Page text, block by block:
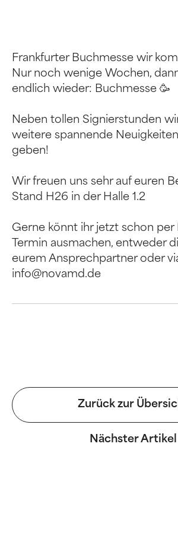
Frankfurter Buchmesse wir
Nur noch wenige Wochen,
endlich wieder: Buchmesse 🥳
Neben tollen Signierstunden
weitere spannende
geben!
Wir freuen uns sehr auf euren
Stand H26 in der Halle 1.2
Gerne könnt ihr jetzt schon per
Termin ausmachen, entweder
eurem Ansprechpartner oder
info@novamd.de
Zurück zur
Nächster Artikel